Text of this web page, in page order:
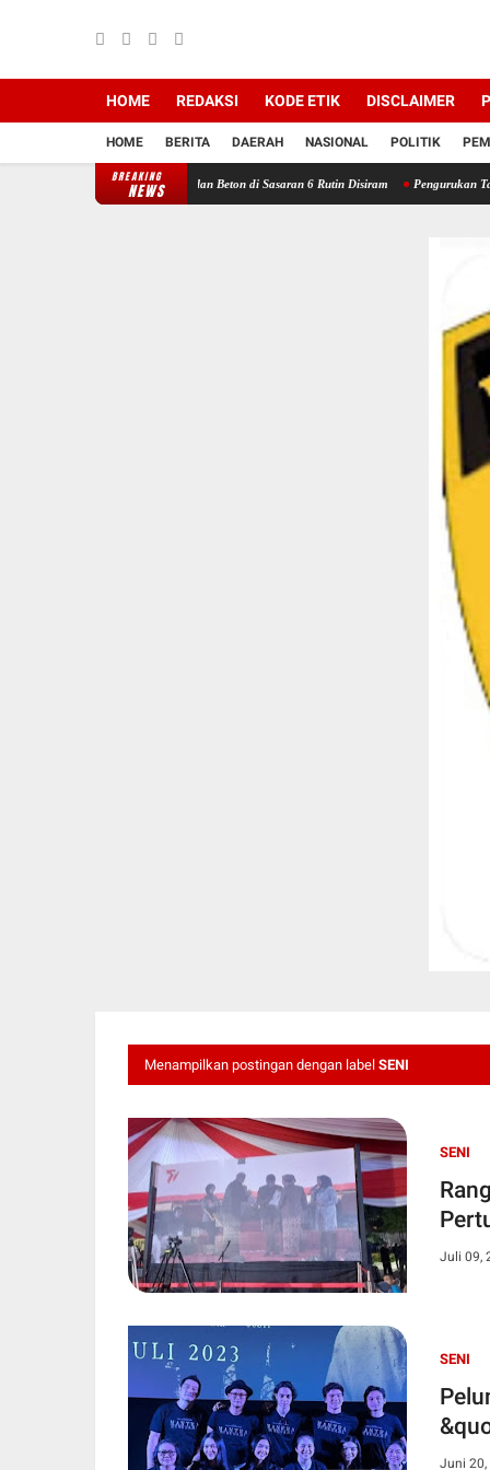
HOME REDAKSI KODE ETIK DISCLAIMER
HOME BERITA DAERAH NASIONAL POLITIK
BREAKING
NEWS
Pembangunan, Jalan Beton di Sasaran 6 Rutin Disiram Pengurukan Tanah
Menampilkan postingan dengan label SENI
SENI
Juli 09,
SENI
Juni 20,